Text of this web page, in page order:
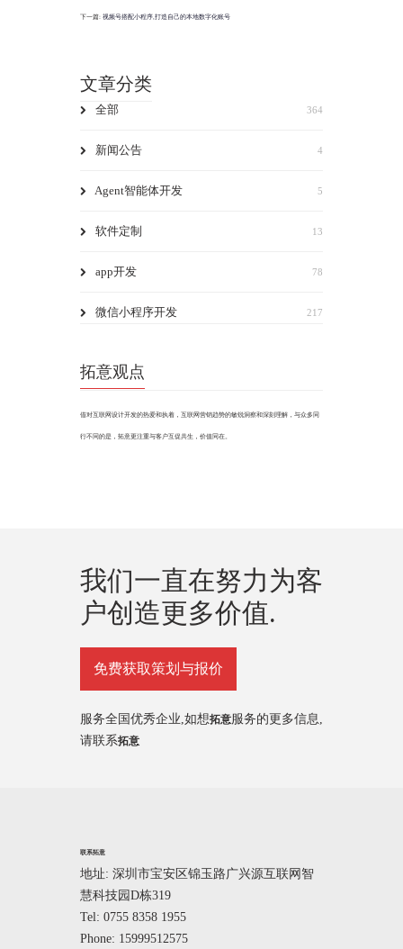
下一篇: 视频号搭配小程序,打造自己的本地数字化账号
文章分类
全部 364
新闻公告 4
Agent智能体开发 5
软件定制 13
app开发 78
微信小程序开发 217
拓意观点
借对互联网设计开发的热爱和执着，互联网营销趋势的敏锐洞察和深刻理解，与众多同
行不同的是，拓意更注重与客户互促共生，价值同在。
我们一直在努力为客
户创造更多价值.
免费获取策划与报价
服务全国优秀企业,如想拓意服务的更多信息,
请联系拓意
联系拓意
地址: 深圳市宝安区锦玉路广兴源互联网智
慧科技园D栋319
Tel: 0755 8358 1955
Phone: 15999512575